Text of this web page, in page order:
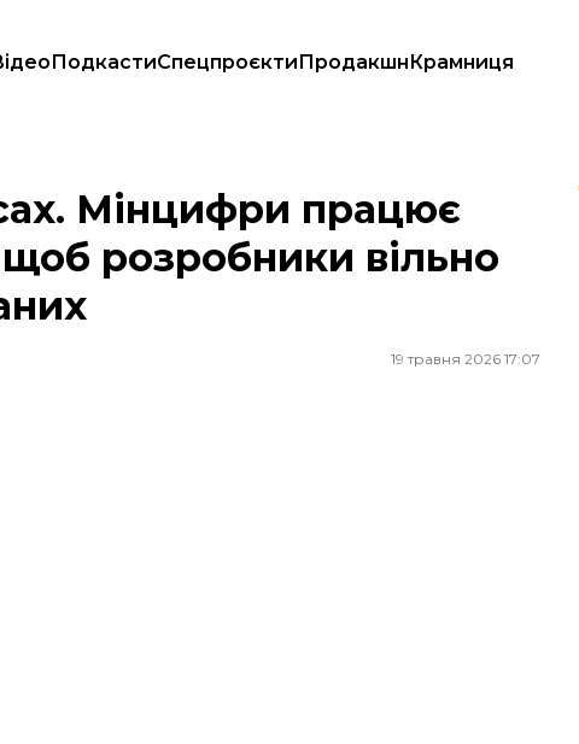
ПодкастиСпецпроєктиПродакшнКрамниця
розробники вільно аналізували масиви даних
Мінцифри працює
розробники вільно
19 травня 2026 17:07